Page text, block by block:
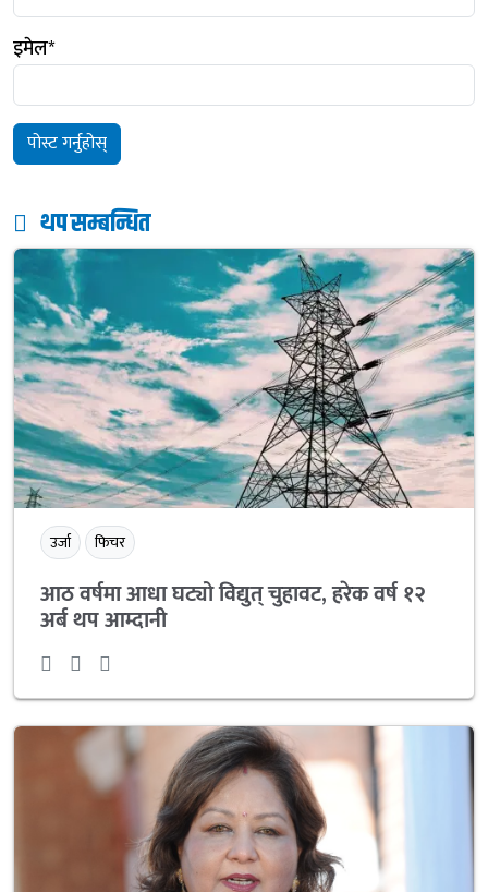
इमेल*
थप सम्बन्धित
उर्जा फिचर
आठ वर्षमा आधा घट्यो विद्युत् चुहावट, हरेक वर्ष १२
अर्ब थप आम्दानी